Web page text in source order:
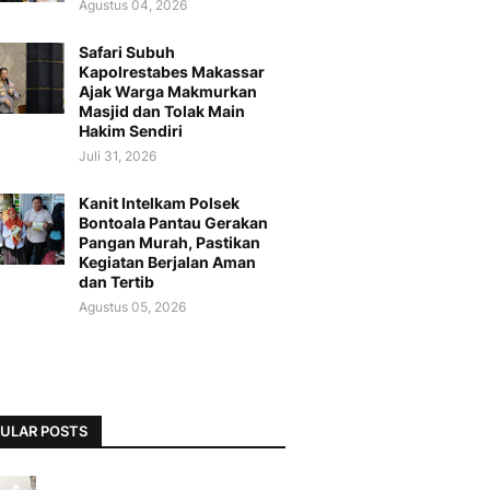
Agustus 04, 2026
Safari Subuh
Kapolrestabes Makassar
Ajak Warga Makmurkan
Masjid dan Tolak Main
Hakim Sendiri
Juli 31, 2026
Kanit Intelkam Polsek
Bontoala Pantau Gerakan
Pangan Murah, Pastikan
Kegiatan Berjalan Aman
dan Tertib
Agustus 05, 2026
POSTS